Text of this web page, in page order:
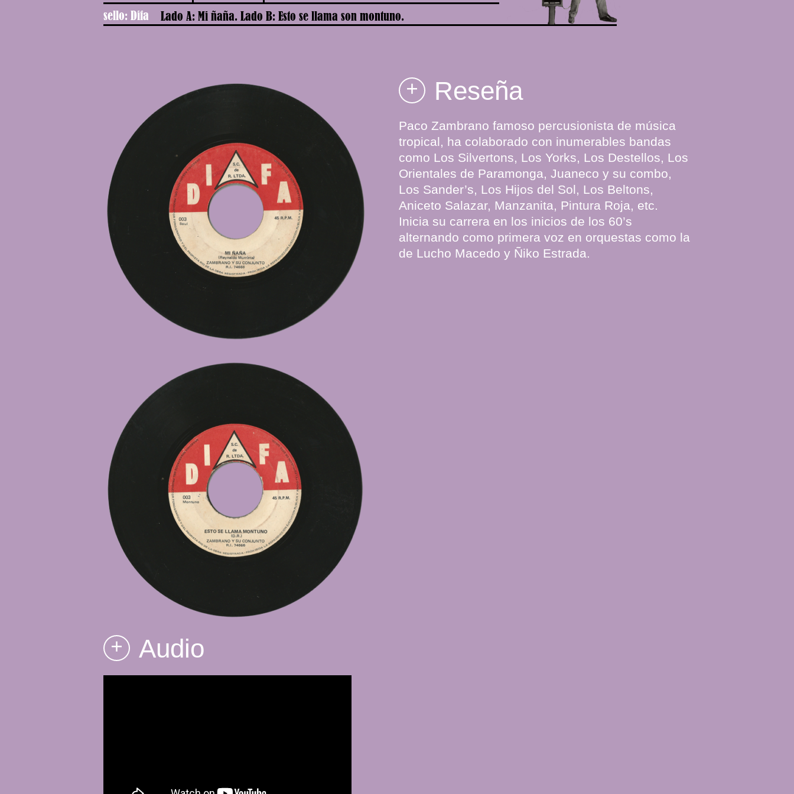
sello: Difa Lado A: Mi ñaña. Lado B: Esto se llama son montuno.
+ Reseña
Paco Zambrano famoso percusionista de música
tropical, ha colaborado con inumerables bandas
como Los Silvertons, Los Yorks, Los Destellos, Los
Orientales de Paramonga, Juaneco y su combo,
Los Sander’s, Los Hijos del Sol, Los Beltons,
Aniceto Salazar, Manzanita, Pintura Roja, etc.
Inicia su carrera en los inicios de los 60’s
alternando como primera voz en orquestas como la
de Lucho Macedo y Ñiko Estrada.
+ Audio